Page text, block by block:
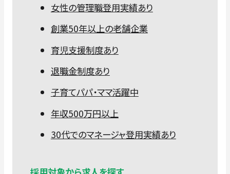
女性の管理職登用実績あり
創業50年以上の老舗企業
育児支援制度あり
退職金制度あり
子育てパパ・ママ活躍中
年収500万円以上
30代でのマネージャ登用実績あり